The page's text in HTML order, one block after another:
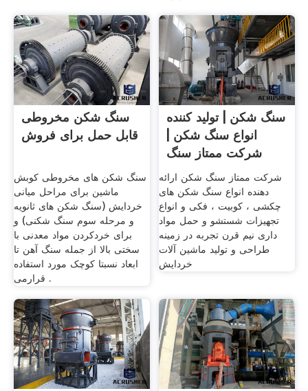
سنگ شکن مخروطی
قابل حمل برای فروش
سنگ شکن های مخروطی کوبش
ماشین برای مراحل میانی
خردایش (سنگ شکن های ثانویه
و مرحله سوم سنگ شکنی) و
برای خردکردن مواد معدنی با
سختی بالا از جمله سنگ آهن تا
ابعاد نسبتا کوچک مورد استفاده
قرارمی .
سنگ شکن | تولید کننده
انواع سنگ شکن |
شرکت ممتاز سنگ
شکن
شرکت ممتاز سنگ شکن ارائه
دهنده انواع سنگ شکن های
چکشی ، کوبیت ، فکی و انواع
تجهیزات شستشو و حمل مواد
داری نيم قرن تجربه در زمينه
طراحی و توليد ماشين آلات
خردايش